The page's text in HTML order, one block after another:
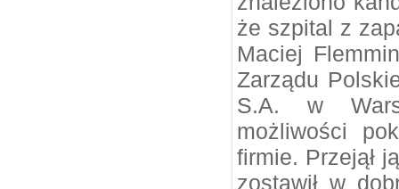
że szpital z
Maciej
Zarządu
S.A. w
możliwości
firmie. Przejął
zostawił w